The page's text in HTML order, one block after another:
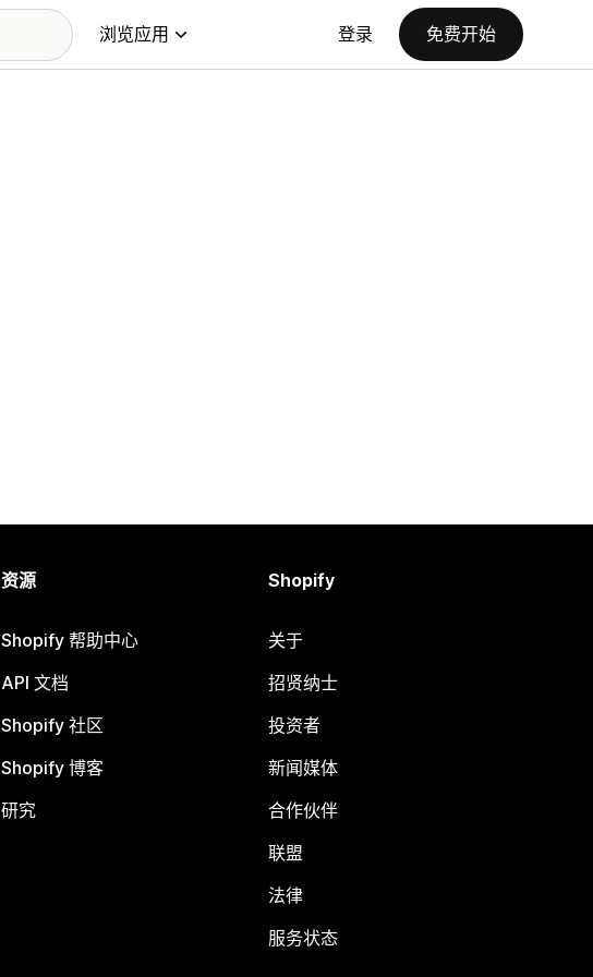
浏览应用 登录 免费开始
资源
Shopify 帮助中心
API 文档
Shopify 社区
Shopify 博客
研究
Shopify
关于
招贤纳士
投资者
新闻媒体
合作伙伴
联盟
法律
服务状态